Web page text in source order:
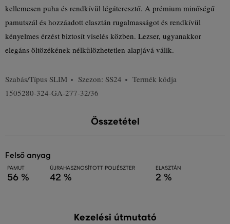
kellemesen puha és rendkívül légáteresztő. A prémium minőségű
pamutszál és hozzáadott elasztán rugalmasságot és rendkívül
kényelmes érzést biztosít viselés közben. Lezser, ugyanakkor
elegáns öltözékének nélkülözhetetlen alapjává válik.
Szabás/Típus SLIM Szezon: SS24
Termék kódja
1505280-324-GA-277-32/36
Összetétel
felső anyag
PAMUT
56 %
ÚJRAHASZNOSÍTOTT POLIÉSZTER
42 %
ELASZTÁN
2 %
Kezelési útmutató